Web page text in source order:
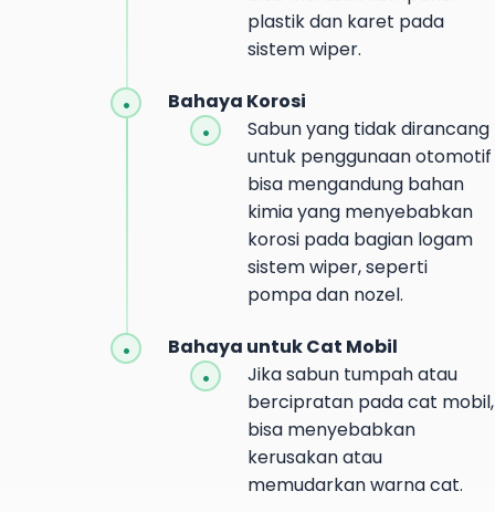
plastik dan karet pada
sistem wiper.
Bahaya Korosi
Sabun yang tidak dirancang
untuk penggunaan otomotif
bisa mengandung bahan
kimia yang menyebabkan
korosi pada bagian logam
sistem wiper, seperti
pompa dan nozel.
Bahaya untuk Cat Mobil
Jika sabun tumpah atau
bercipratan pada cat mobil,
bisa menyebabkan
kerusakan atau
memudarkan warna cat.